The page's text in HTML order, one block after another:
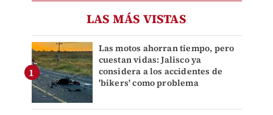
LAS MÁS VISTAS
Las motos ahorran tiempo, pero
cuestan vidas: Jalisco ya
considera a los accidentes de
'bikers' como problema